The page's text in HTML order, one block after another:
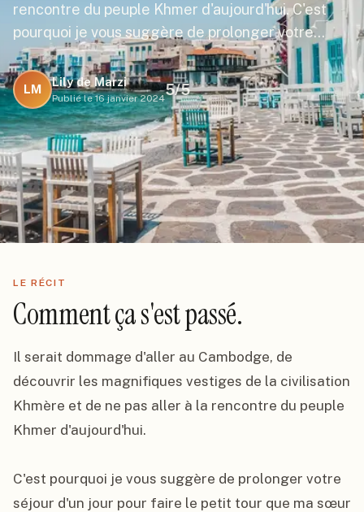
rencontre du peuple Khmer d'aujourd'hui. C'est
pourquoi je vous suggère de prolonger votre…
LM
Lily de Marzi
Publié le 16 janvier 2024
5/5
LE RÉCIT
Comment ça s'est passé.
Il serait dommage d'aller au Cambodge, de
découvrir les magnifiques vestiges de la civilisation
Khmère et de ne pas aller à la rencontre du peuple
Khmer d'aujourd'hui.
C'est pourquoi je vous suggère de prolonger votre
séjour d'un jour pour faire le petit tour que ma sœur